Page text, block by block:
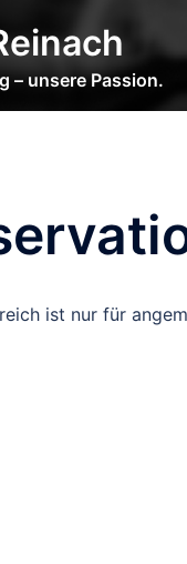
– unsere Passion.
ist nur für